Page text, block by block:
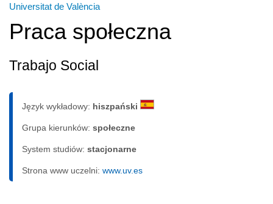
Universitat de València
Praca społeczna
Trabajo Social
Język wykładowy: hiszpański
Grupa kierunków: społeczne
System studiów: sta­cjo­nar­ne
Strona www uczelni: www.uv.es